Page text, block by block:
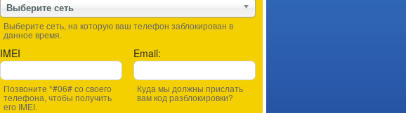
Выберите сеть
Выберите сеть, на которую ваш телефон заблокирован в
данное время.
IMEI
Позвоните *#06# со своего
телефона, чтобы получить
его IMEI.
Email:
Куда мы должны прислать
вам код разблокировки?